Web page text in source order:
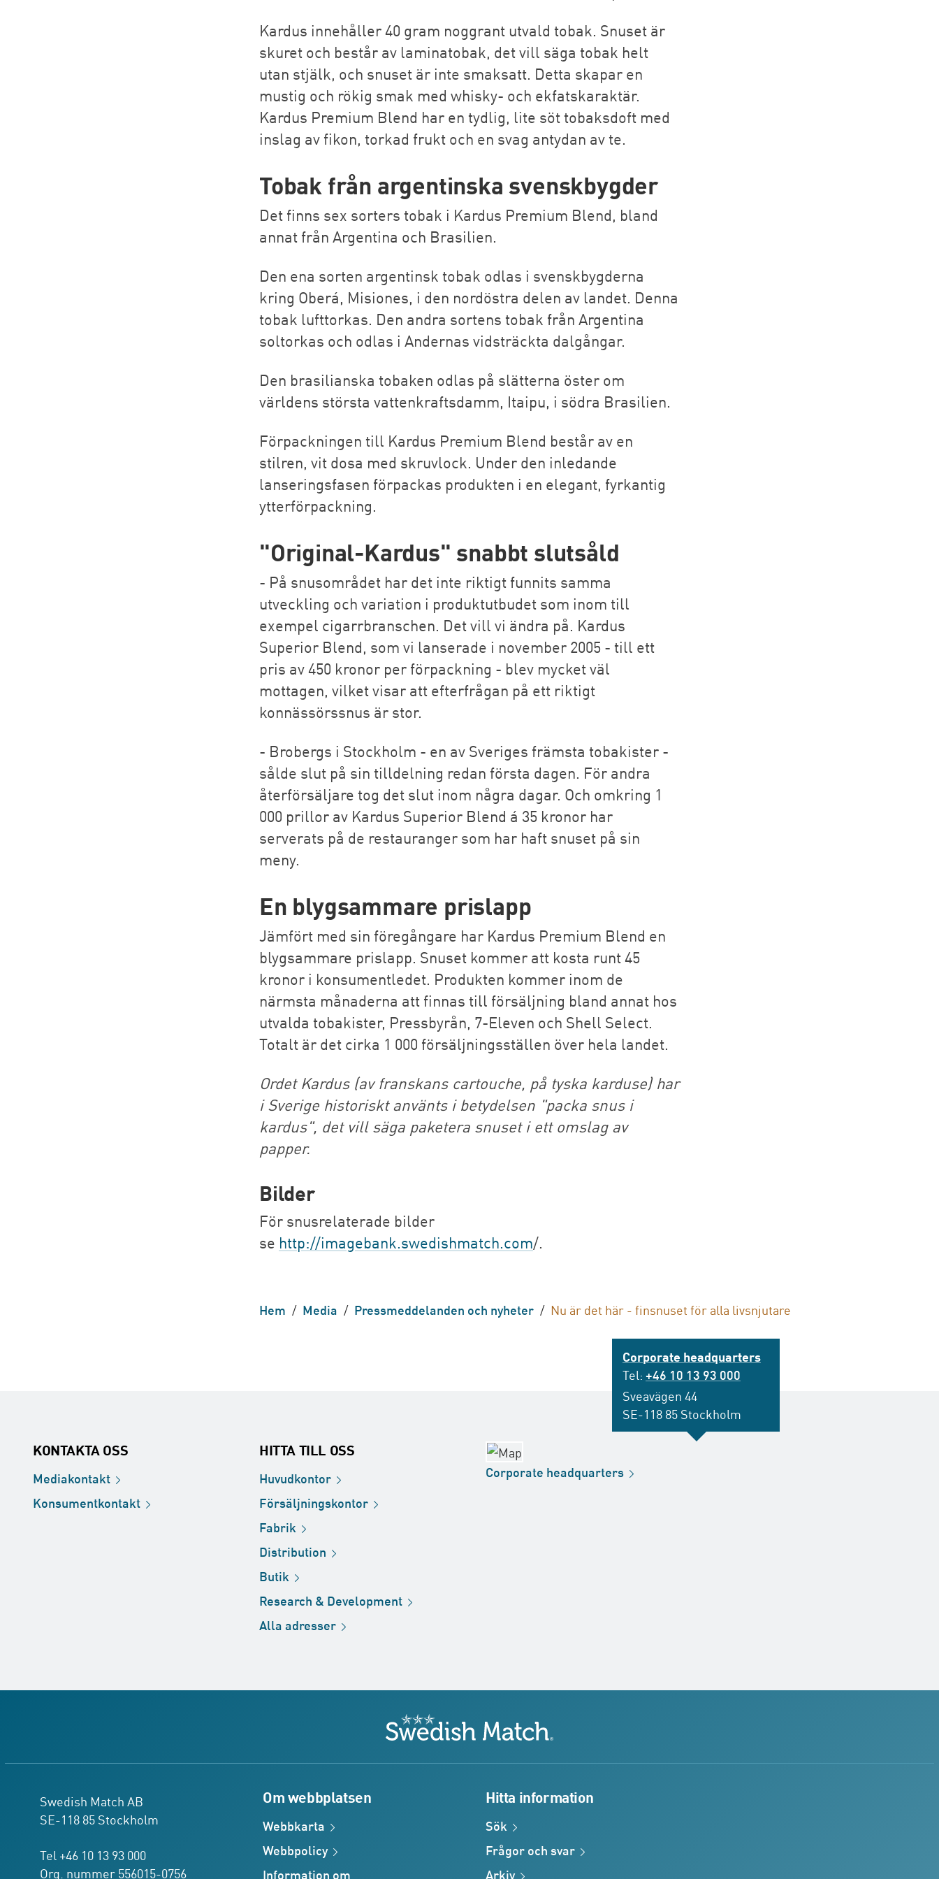
Kardus innehåller 40 gram noggrant utvald tobak. Snuset är
skuret och består av laminatobak, det vill säga tobak helt
utan stjälk, och snuset är inte smaksatt. Detta skapar en
mustig och rökig smak med whisky- och ekfatskaraktär.
Kardus Premium Blend har en tydlig, lite söt tobaksdoft med
inslag av fikon, torkad frukt och en svag antydan av te.
Tobak från argentinska svenskbygder
Det finns sex sorters tobak i Kardus Premium Blend, bland
annat från Argentina och Brasilien.
Den ena sorten argentinsk tobak odlas i svenskbygderna
kring Oberá, Misiones, i den nordöstra delen av landet. Denna
tobak lufttorkas. Den andra sortens tobak från Argentina
soltorkas och odlas i Andernas vidsträckta dalgångar.
Den brasilianska tobaken odlas på slätterna öster om
världens största vattenkraftsdamm, Itaipu, i södra Brasilien.
Förpackningen till Kardus Premium Blend består av en
stilren, vit dosa med skruvlock. Under den inledande
lanseringsfasen förpackas produkten i en elegant, fyrkantig
ytterförpackning.
"Original-Kardus" snabbt slutsåld
- På snusområdet har det inte riktigt funnits samma
utveckling och variation i produktutbudet som inom till
exempel cigarrbranschen. Det vill vi ändra på. Kardus
Superior Blend, som vi lanserade i november 2005 - till ett
pris av 450 kronor per förpackning - blev mycket väl
mottagen, vilket visar att efterfrågan på ett riktigt
konnässörssnus är stor.
- Brobergs i Stockholm - en av Sveriges främsta tobakister -
sålde slut på sin tilldelning redan första dagen. För andra
återförsäljare tog det slut inom några dagar. Och omkring 1
000 prillor av Kardus Superior Blend á 35 kronor har
serverats på de restauranger som har haft snuset på sin
meny.
En blygsammare prislapp
Jämfört med sin föregångare har Kardus Premium Blend en
blygsammare prislapp. Snuset kommer att kosta runt 45
kronor i konsumentledet. Produkten kommer inom de
närmsta månaderna att finnas till försäljning bland annat hos
utvalda tobakister, Pressbyrån, 7-Eleven och Shell Select.
Totalt är det cirka 1 000 försäljningsställen över hela landet.
Ordet Kardus (av franskans cartouche, på tyska karduse) har
i Sverige historiskt använts i betydelsen "packa snus i
kardus", det vill säga paketera snuset i ett omslag av
papper.
Bilder
För snusrelaterade bilder
se http://imagebank.swedishmatch.com/.
Hem / Media / Pressmeddelanden och nyheter / Nu är det här - finsnuset för alla livsnjutare
KONTAKTA OSS
Mediakontakt
Konsumentkontakt
HITTA TILL OSS
Huvudkontor
Försäljningskontor
Fabrik
Distribution
Butik
Research & Development
Allaadresser
Corporate headquarters
Tel: +46 10 13 93 000
Sveavägen 44
SE-118 85 Stockholm
Corporate headquarters
Swedish Match
Swedish Match AB
SE-118 85 Stockholm
Tel +46 10 13 93 000
Org. nummer 556015-0756
Om webbplatsen
Webbkarta
Webbpolicy
Information om
Hitta information
Sök
Frågor ochsvar
Arkiv